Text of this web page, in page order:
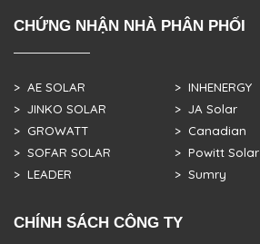
CHỨNG NHẬN NHÀ PHÂN PHỐI
> AE SOLAR
> JINKO SOLAR
> GROWATT
> SOFAR SOLAR
> LEADER
> INHENERGY
> JA Solar
> Canadian
> Powitt Solar
> Sumry
CHÍNH SÁCH CÔNG TY